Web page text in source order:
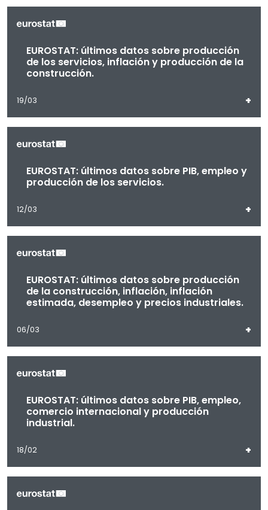
EUROSTAT: últimos datos sobre producción
de los servicios, inflación y producción de la
construcción.
19/03 +
EUROSTAT: últimos datos sobre PIB, empleo y
producción de los servicios.
12/03 +
EUROSTAT: últimos datos sobre producción
de la construcción, inflación, inflación
estimada, desempleo y precios industriales.
06/03 +
EUROSTAT: últimos datos sobre PIB, empleo,
comercio internacional y producción
industrial.
18/02 +